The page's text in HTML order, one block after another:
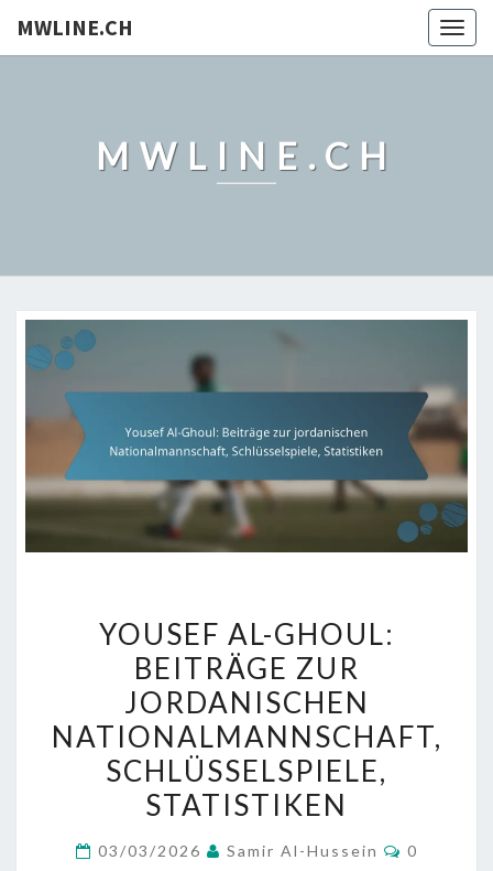
MWLINE.CH
MWLINE.CH
AL-
GHOUL:
BEITRÄGE
ZUR
JORDANISCHEN
NATIONALMANNSCHAFT,
SCHLÜSSELSPIELE,
STATISTIKEN
YOUSEF AL-GHOUL:
BEITRÄGE ZUR
JORDANISCHEN
NATIONALMANNSCHAFT,
SCHLÜSSELSPIELE,
STATISTIKEN
03/03/2026 Samir Al-Hussein Comments
0